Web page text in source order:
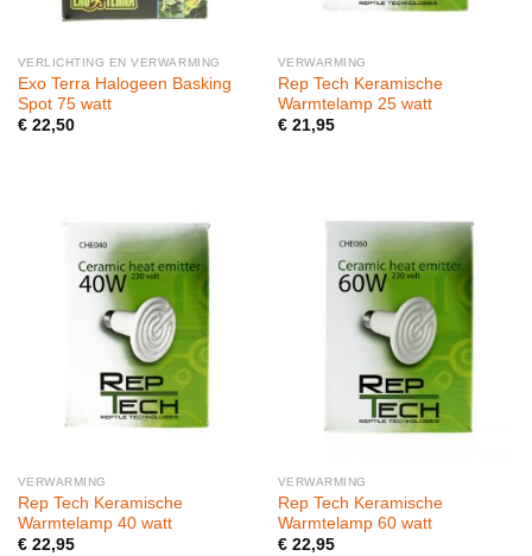
VERLICHTING EN VERWARMING
Exo Terra Halogeen Basking
Spot 75 watt
€22,50
VERWARMING
Rep Tech Keramische
Warmtelamp 25 watt
€21,95
VERWARMING
Rep Tech Keramische
Warmtelamp 40 watt
€22,95
VERWARMING
Rep Tech Keramische
Warmtelamp 60 watt
€22,95